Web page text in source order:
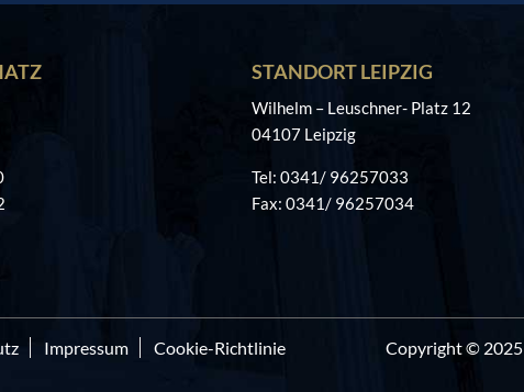
STANDORT LEIPZIG
Wilhelm – Leuschner- Platz 12
04107 Leipzig
Tel: 0341/ 96257033
Fax: 0341/ 96257034
Impressum
Cookie-Richtlinie
Copyright © 2025